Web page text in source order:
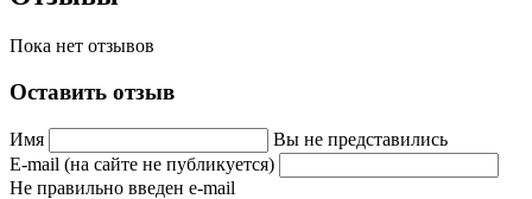
Пока нет отзывов
Оставить отзыв
Имя
Вы не представились
E-mail (на сайте не публикуется)
Не правильно введен e-mail